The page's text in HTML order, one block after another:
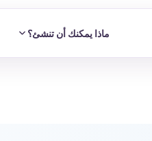
ماذا يمكنك أن تنشئ؟